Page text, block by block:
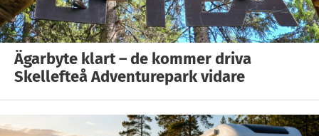
Ägarbyte klart – de kommer driva
Skellefteå Adventurepark vidare